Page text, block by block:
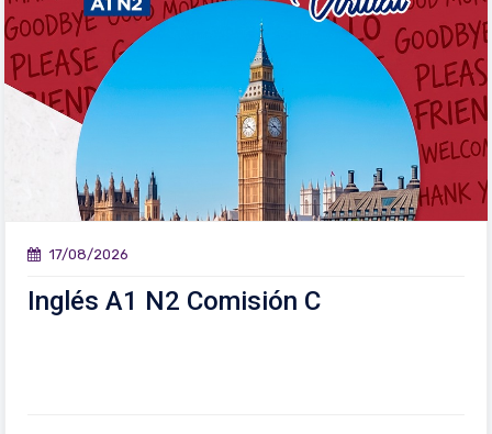
17/08/2026
Inglés A1 N2 Comisión C